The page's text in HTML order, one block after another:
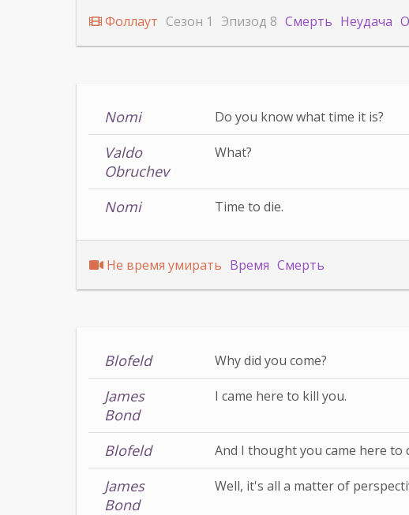
Фоллаут Сезон 1 Эпизод 8 Смерть Неудача
Nomi Do you know what time it is?
Valdo
Obruchev
What?
Nomi Time to die.
Не время умирать Время Смерть
Blofeld Why did you come?
James
Bond
I came here to kill you.
Blofeld And I thought you came here to
James
Bond
Well, it's all a matter of